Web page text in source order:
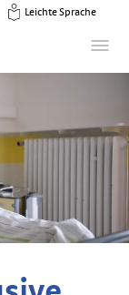
Leichte Sprache